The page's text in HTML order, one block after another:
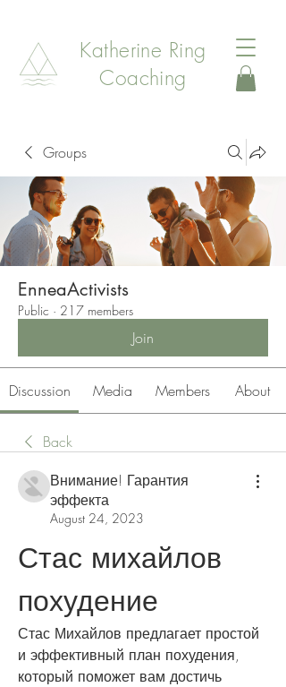
Katherine Ring
Coaching
Groups
EnneaActivists
Public · 217 members
Join
Discussion Media Members About
Back
Внимание! Гарантия
эффекта
August 24, 2023
Стас михайлов
похудение
Стас Михайлов предлагает простой
и эффективный план похудения,
который поможет вам достичь